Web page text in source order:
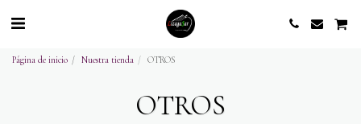
Página de inicio Nuestra tienda OTROS
OTROS